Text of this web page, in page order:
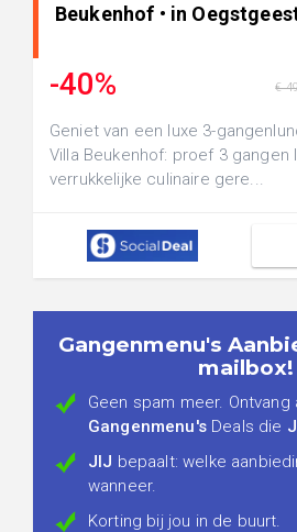
Beukenhof • in
-40% €
Geniet van een luxe 3-
Villa Beukenhof: proef 3 gangen
verrukkelijke culinaire gere...
Gangenmenu's
mailbox!
Geen spam meer. Ontvang
Gangenmenu'sDeals die
JIJ bepaalt: welke
wanneer.
Korting bij jou in de buurt.